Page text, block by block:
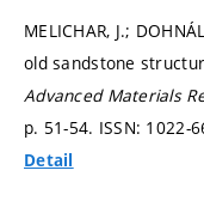
MELICHAR, J.;
old sandstone
Advanced Materials
p. 51-54. ISSN: 1022-
Detail